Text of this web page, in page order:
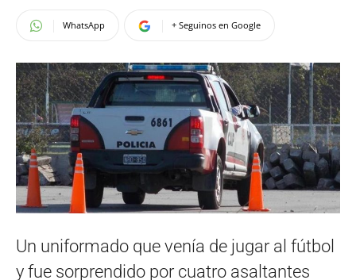
WhatsApp + Seguinos en Google
Un uniformado que venía de jugar al fútbol
y fue sorprendido por cuatro asaltantes